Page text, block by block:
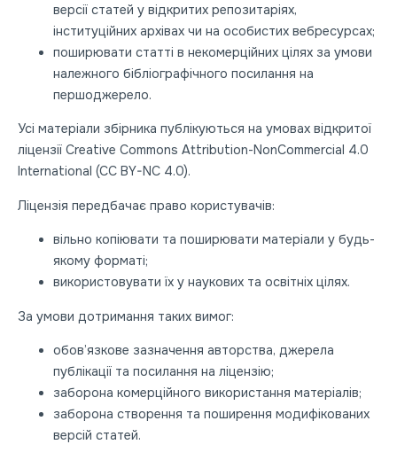
версії статей у відкритих репозитаріях,
інституційних архівах чи на особистих вебресурсах;
поширювати статті в некомерційних цілях за умови
належного бібліографічного посилання на
першоджерело.
Усі матеріали збірника публікуються на умовах відкритої
ліцензії Creative Commons Attribution-NonCommercial 4.0
International (CC BY-NC 4.0).
Ліцензія передбачає право користувачів:
вільно копіювати та поширювати матеріали у будь-
якому форматі;
використовувати їх у наукових та освітніх цілях.
За умови дотримання таких вимог:
обов’язкове зазначення авторства, джерела
публікації та посилання на ліцензію;
заборона комерційного використання матеріалів;
заборона створення та поширення модифікованих
версій статей.